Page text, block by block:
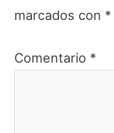
marcados con *
Comentario *